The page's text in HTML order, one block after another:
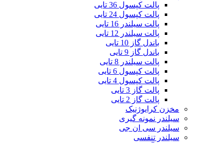
پالت کپسول 36 تایی
پالت کپسول 24 تایی
پالت سیلندر 16 تایی
پالت سیلندر 12 تایی
باندل گاز 10 تایی
باندل گاز 9 تایی
پالت سیلندر 8 تایی
پالت کپسول 6 تایی
پالت کپسول 4 تایی
پالت گاز 3 تایی
پالت گاز 2 تایی
مخزن کرایوژنیک
سیلندر نمونه گیری
سیلندر سی ان جی
سیلندر تنفسی